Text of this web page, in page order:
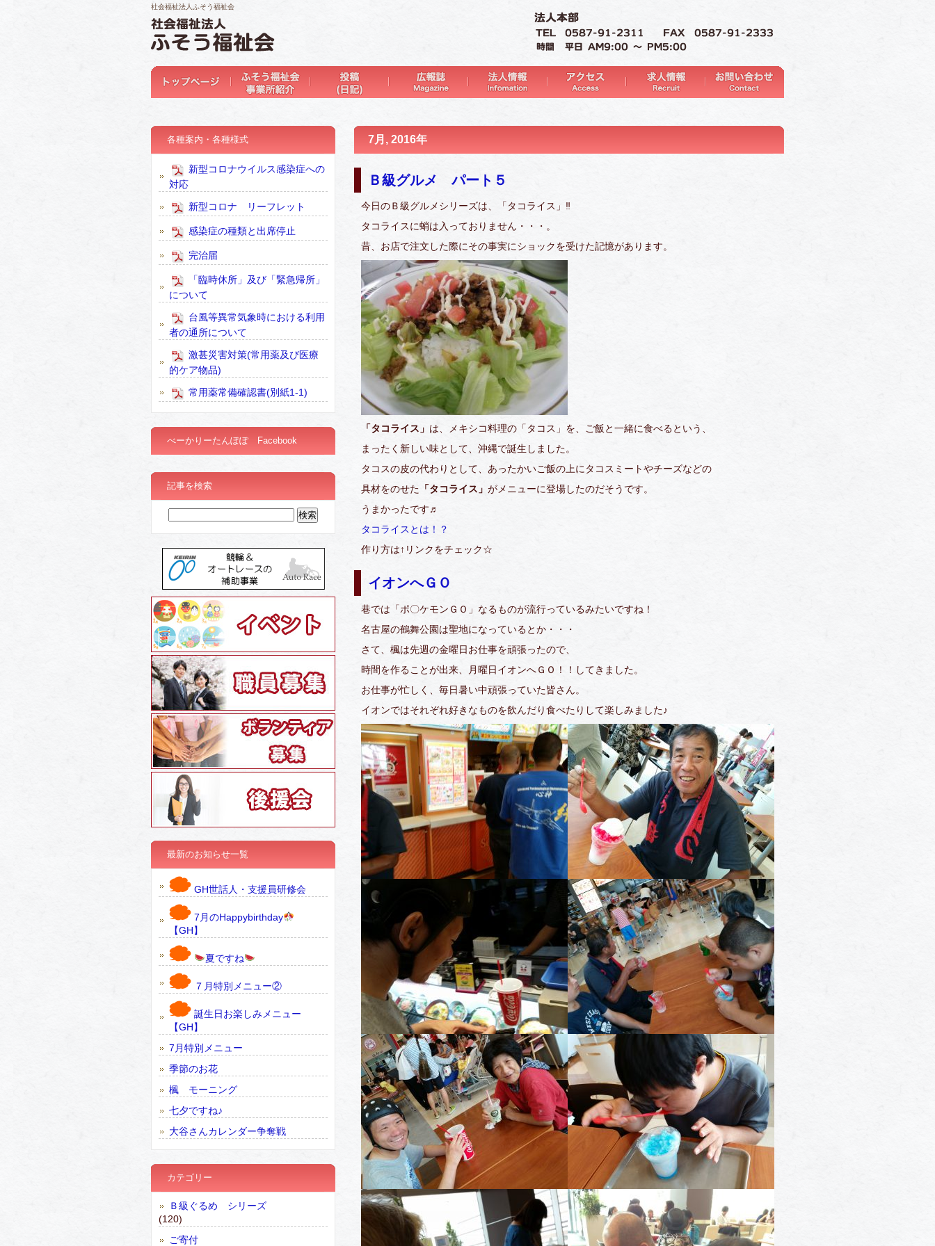
社会福祉法人ふそう福祉会
7月, 2016年
Ｂ級グルメ パート５
今日のＢ級グルメシリーズは、「タコライス」‼
タコライスに蛸は入っておりません・・・。
昔、お店で注文した際にその事実にショックを受けた記憶があります。
「タコライス」 は、メキシコ料理の「タコス」を、ご飯と一緒に食べるという、
まったく新しい味として、沖縄で誕生しました。
タコスの皮の代わりとして、あったかいご飯の上にタコスミートやチーズなどの
具材をのせた 「タコライス」 がメニューに登場したのだそうです。
うまかったです♬
タコライスとは！？
作り方は↑リンクをチェック☆
イオンへＧＯ
巷では「ポ〇ケモンＧＯ」なるものが流行っているみたいですね！
名古屋の鶴舞公園は聖地になっているとか・・・
さて、楓は先週の金曜日お仕事を頑張ったので、
時間を作ることが出来、月曜日イオンへＧＯ！！してきました。
お仕事が忙しく、毎日暑い中頑張っていた皆さん。
イオンではそれぞれ好きなものを飲んだり食べたりして楽しみました♪
各種案内・各種様式
新型コロナウイルス感染症への
対応
新型コロナ リーフレット
感染症の種類と出席停止
完治届
「臨時休所」及び「緊急帰所」
について
台風等異常気象時における利用
者の通所について
激甚災害対策(常用薬及び医療
的ケア物品)
常用薬常備確認書(別紙1-1)
べーかりーたんぽぽ Facebook
記事を検索
最新のお知らせ一覧
GH世話人・支援員研修会
7月のHappybirthday
【GH】
夏ですね
７月特別メニュー②
誕生日お楽しみメニュー
【GH】
7月特別メニュー
季節のお花
楓 モーニング
七夕ですね♪
大谷さんカレンダー争奪戦
カテゴリー
Ｂ級ぐるめ シリーズ
(120)
ご寄付